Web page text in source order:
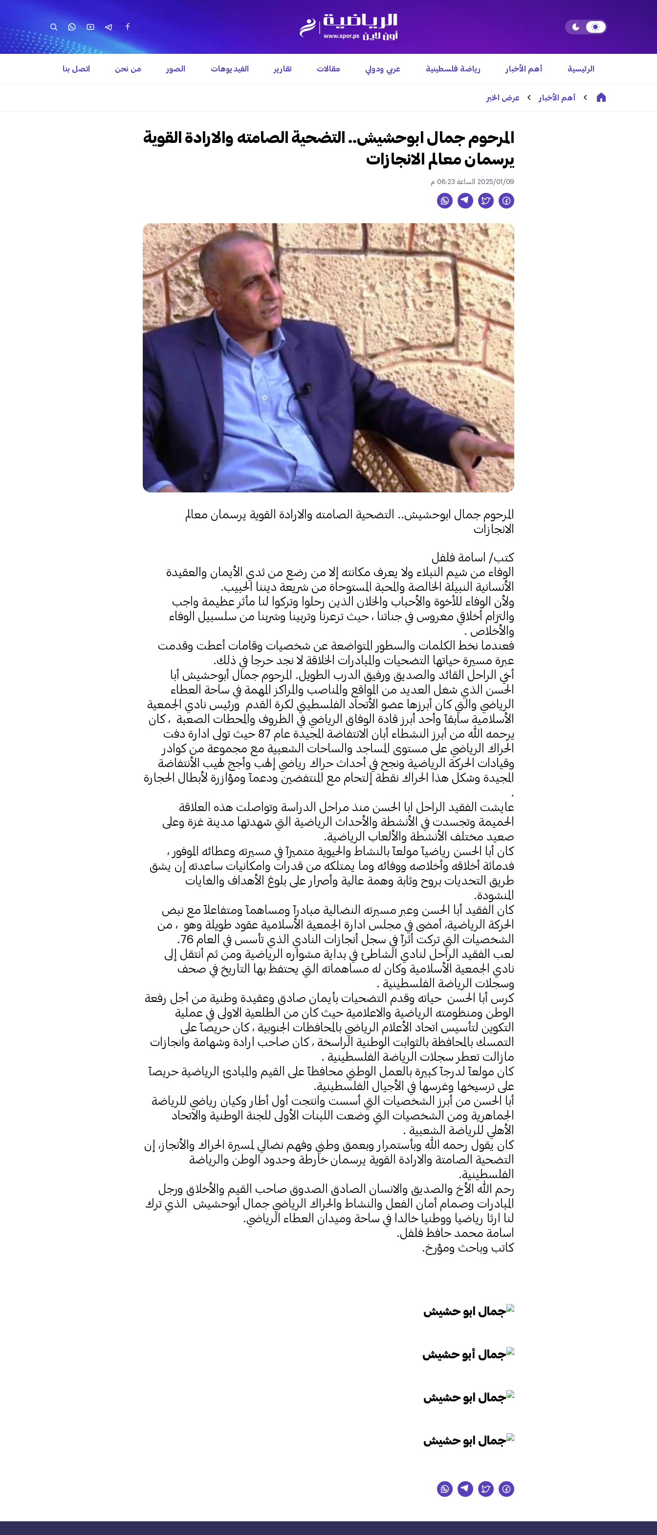
الرئيسية أهم الأخبار رياضة فلسطينية عربي ودولي مقالات تقارير الفيديوهات الصور من نحن اتصل بنا
أهم الأخبار عرض الخبر
المرحوم جمال ابوحشيش.. التضحية الصامته والارادة القوية
يرسمان معالم الانجازات
2025/01/09 الساعة 06:23 م
المرحوم جمال ابوحشيش.. التضحية الصامته والارادة القوية يرسمان معالم
الانجازات
كتب/ اسامة فلفل
الوفاء من شيم النبلاء ولا يعرف مكانته إلا من رضع من ثدي الأيمان والعقيدة
الأنسانية النبيلة الخالصة والمحبة المستوحاة من شريعة ديننا الحبيب.
ولأن الوفاء للأخوة والأحباب والخلان الذين رحلوا وتركوا لنا مأثر عظيمة واجب
والتزام أخلاقي مغروس في جناتنا ، حيث ترعرنا وتربينا وشربنا من سلسبيل الوفاء
والأخلاص .
فعندما نخط الكلمات والسطور المتواضعة عن شخصيات وقامات أعطت وقدمت
عبرة مسيرة حياتها التضحيات والمبادرات الخلاقة لا نجد حرجا في ذلك.
أخي الراحل القائد والصديق ورفيق الدرب الطويل. المرحوم جمال أبوحشيش أبا
الحسن الذي شغل العديد من المواقع والمناصب والمراكز المهمة في ساحة العطاء
الرياضي والتي كان أبرزها عضو الأتحاد الفلسطيني لكرة القدم ورئيس نادي الجمعية
الأسلامية سابقآ وأحد أبرز قادة الوفاق الرياضي في الظروف والمحطات الصعبة ، كان
يرحمه الله من أبرز النشطاء أبان الانتفاضة المجيدة عام 87 حيث تولى ادارة دفت
الحراك الرياضي على مستوى المساجد والساحات الشعبية مع مجموعة من كوادر
وقيادات الحركة الرياضية ونجح في أحداث حراك رياضي إلهب وأجج لهيب الأنتفاضة
المجيدة وشكل هذا الحراك نقطة إلتحام مع المنتفضين ودعمآ ومؤازرة لأبطال الحجارة
.
عايشت الفقيد الراحل ابا الحسن منذ مراحل الدراسة وتواصلت هذه العلاقة
الحميمة وتجسدت في الأنشطة والأحداث الرياضية التي شهدتها مدينة غزة وعلى
صعيد مختلف الأنشطة والألعاب الرياضية.
كان أبا الحسن رياضيآ مولعآ بالنشاط والحيوية متميزآ في مسيرته وعطائه الموفور ،
فدماثة أخلاقه وأخلاصه ووفائه وما يمتلكه من قدرات وامكانيات ساعدته إن يشق
طريق التحديات بروح وثابة وهمة عالية وأصرار على بلوغ الأهداف والغايات
المنشودة.
كان الفقيد أبا الحسن وعبر مسيرته النضالية مبادرآ ومساهمآ ومتفاعلآ مع نبض
الحركة الرياضية، أمضى في مجلس ادارة الجمعية الأسلامية عقود طويلة وهو ، من
الشخصيات التي تركت أثرآ في سجل أنجازات النادي الذي تأسس في العام 76.
لعب الفقيد الراحل لنادي الشاطئ في بداية مشواره الرياضية ومن ثم أنتقل إلى
نادي الجمعية الأسلامية وكان له مساهماته التي يحتفظ بها التاريخ في صحف
وسجلات الرياضة الفلسطينية .
كرس أبا الحسن حياته وقدم التضحيات بأيمان صادق وعقيدة وطنية من أجل رفعة
الوطن ومنظومته الرياضية والاعلامية حيث كان من الطلعية الاولى في عملية
التكوين لتأسيس اتحاد الأعلام الرياضي بالمحافظات الجنوبية ، كان حريصآ على
التمسك بالمحافظة بالثوابت الوطنية الراسخة ، كان صاحب ارادة وشهامة وانجازات
مازالت تعطر سجلات الرياضة الفلسطينية .
كان مولعآ لدرجآ كبيرة بالعمل الوطني محافظآ على القيم والمبادئ الرياضية حريصآ
على ترسيخها وغرسها في الأجيال الفلسطينية.
أبا الحسن من أبرز الشخصيات التي أسست وانتجت أول أطار وكيان رياضي للرياضة
الجماهرية ومن الشخصيات التي وضعت اللبنات الأولى للجنة الوطنية والاتحاد
الأهلي للرياضة الشعبية .
كان يقول رحمه الله وبأستمرار وبعمق وطني وفهم نضالي لمسيرة الحراك والأنجاز، إن
التضحية الصامتة والارادة القوية يرسمان خارطة وحدود الوطن والرياضة
الفلسطينية.
رحم الله الأخ والصديق والانسان الصادق الصدوق صاحب القيم والأخلاق ورجل
المبادرات وصمام أمان الفعل والنشاط والحراك الرياضي جمال أبوحشيش الذي ترك
لنا ارثا رياضيا ووطنيا خالدا في ساحة وميدان العطاء الرياضي.
اسامة محمد حافظ فلفل.
كاتب وباحث ومؤرخ.